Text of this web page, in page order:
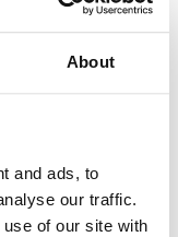
About
and ads, to
our traffic.
of our site with
om